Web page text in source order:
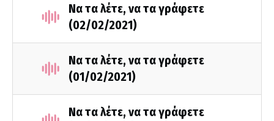
Να τα λέτε, να τα γράφετε
(02/02/2021)
Να τα λέτε, να τα γράφετε
(01/02/2021)
Να τα λέτε, να τα γράφετε